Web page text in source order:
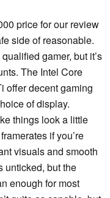
price for our review
side of reasonable.
gamer, but it’s
The Intel Core
offer decent gaming
of display.
things look a little
if you’re
visuals and smooth
unticked, but the
enough for most